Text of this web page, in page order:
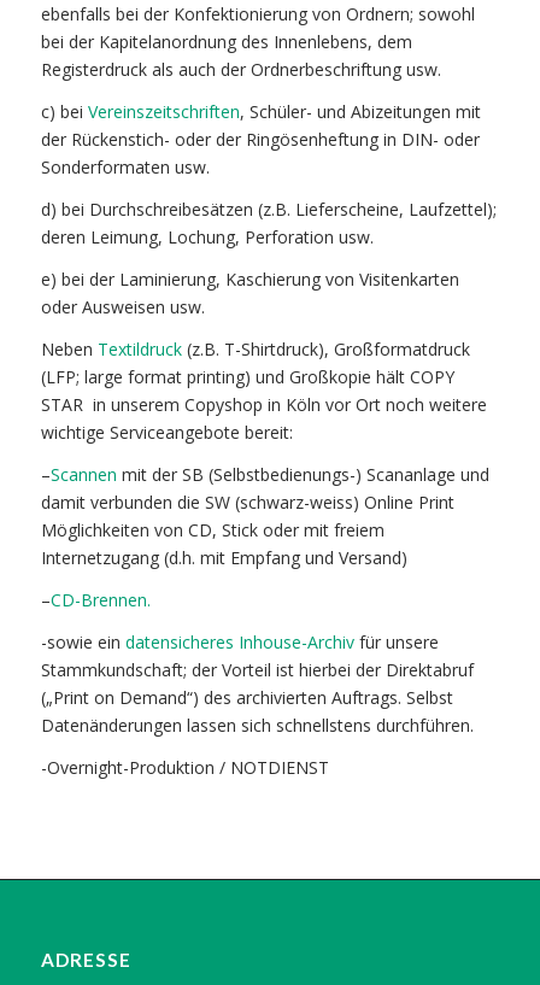
ebenfalls bei der Konfektionierung von Ordnern; sowohl
bei der Kapitelanordnung des Innenlebens, dem
Registerdruck als auch der Ordnerbeschriftung usw.
c) bei Vereinszeitschriften, Schüler- und Abizeitungen mit
der Rückenstich- oder der Ringösenheftung in DIN- oder
Sonderformaten usw.
d) bei Durchschreibesätzen (z.B. Lieferscheine, Laufzettel);
deren Leimung, Lochung, Perforation usw.
e) bei der Laminierung, Kaschierung von Visitenkarten
oder Ausweisen usw.
Neben Textildruck(z.B. T-Shirtdruck), Großformatdruck
(LFP; large format printing) und Großkopie hält COPY
STAR in unserem Copyshop in Köln vor Ort noch weitere
wichtige Serviceangebote bereit:
–Scannen mit der SB (Selbstbedienungs-) Scananlage und
damit verbunden die SW (schwarz-weiss) Online Print
Möglichkeiten von CD, Stick oder mit freiem
Internetzugang (d.h. mit Empfang und Versand)
–CD-Brennen.
-sowie ein datensicheres Inhouse-Archivfür unsere
Stammkundschaft; der Vorteil ist hierbei der Direktabruf
(„Print on Demand“) des archivierten Auftrags. Selbst
Datenänderungen lassen sich schnellstens durchführen.
-Overnight-Produktion / NOTDIENST
ADRESSE